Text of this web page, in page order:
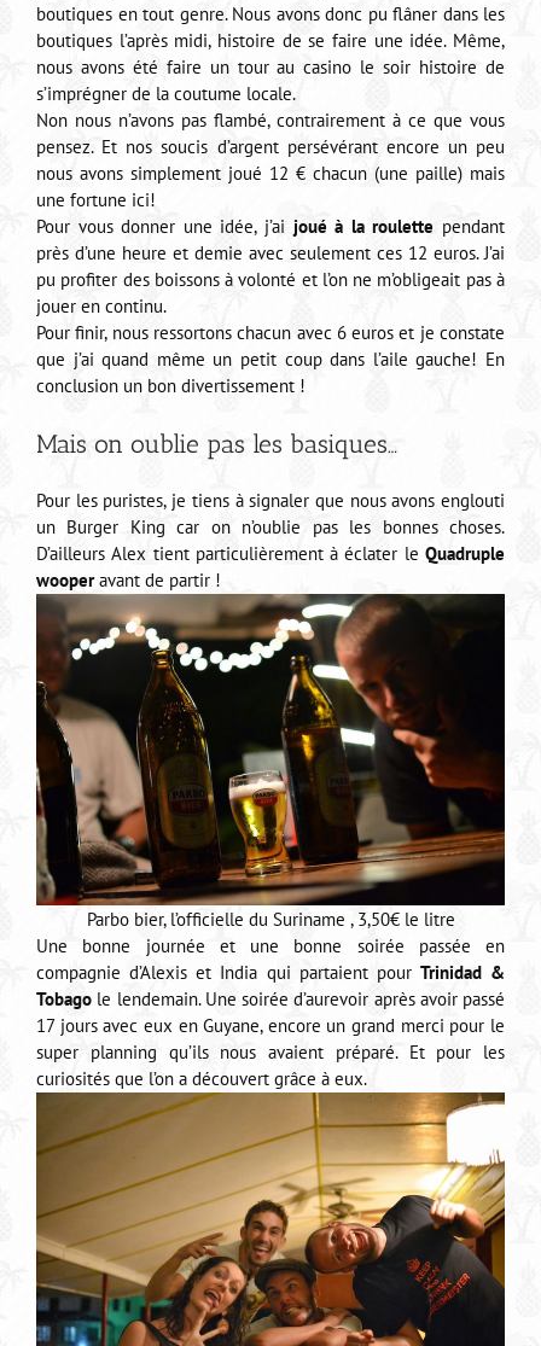
boutiques en tout genre. Nous avons donc pu flâner dans les
boutiques l’après midi, histoire de se faire une idée. Même,
nous avons été faire un tour au casino le soir histoire de
s’imprégner de la coutume locale.
Non nous n’avons pas flambé, contrairement à ce que vous
pensez. Et nos soucis d’argent persévérant encore un peu
nous avons simplement joué 12 € chacun (une paille) mais
une fortune ici!
Pour vous donner une idée, j’ai joué à la roulette pendant
près d’une heure et demie avec seulement ces 12 euros. J’ai
pu profiter des boissons à volonté et l’on ne m’obligeait pas à
jouer en continu.
Pour finir, nous ressortons chacun avec 6 euros et je constate
que j’ai quand même un petit coup dans l’aile gauche! En
conclusion un bon divertissement !
Mais on oublie pas les basiques…
Pour les puristes, je tiens à signaler que nous avons englouti
un Burger King car on n’oublie pas les bonnes choses.
D’ailleurs Alex tient particulièrement à éclater le Quadruple
wooperavant de partir !
Parbo bier, l’officielle du Suriname , 3,50€ le litre
Une bonne journée et une bonne soirée passée en
compagnie d’Alexis et India qui partaient pour Trinidad &
Tobago le lendemain. Une soirée d’aurevoir après avoir passé
17 jours avec eux en Guyane, encore un grand merci pour le
super planning qu’ils nous avaient préparé. Et pour les
curiosités que l’on a découvert grâce à eux.